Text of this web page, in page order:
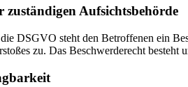
zuständigen Aufsichts­behörde
DSGVO steht den Betroffenen ein
zu. Das Beschwerderecht